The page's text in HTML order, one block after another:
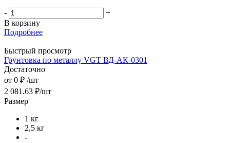
-
+
В корзину
Подробнее
Быстрый просмотр
Грунтовка по металлу VGT ВД-АК-0301
Достаточно
от 0 ₽ /шт
2 081.63 ₽/шт
Размер
1 кг
2,5 кг
-